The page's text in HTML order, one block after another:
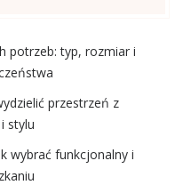
potrzeb: typ, rozmiar i
przestrzeń z
stylu
wybrać funkcjonalny i